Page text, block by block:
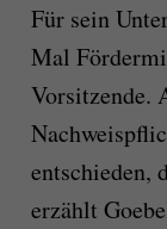
Für sein
Mal
Vorsitzende.
entschieden,
erzählt